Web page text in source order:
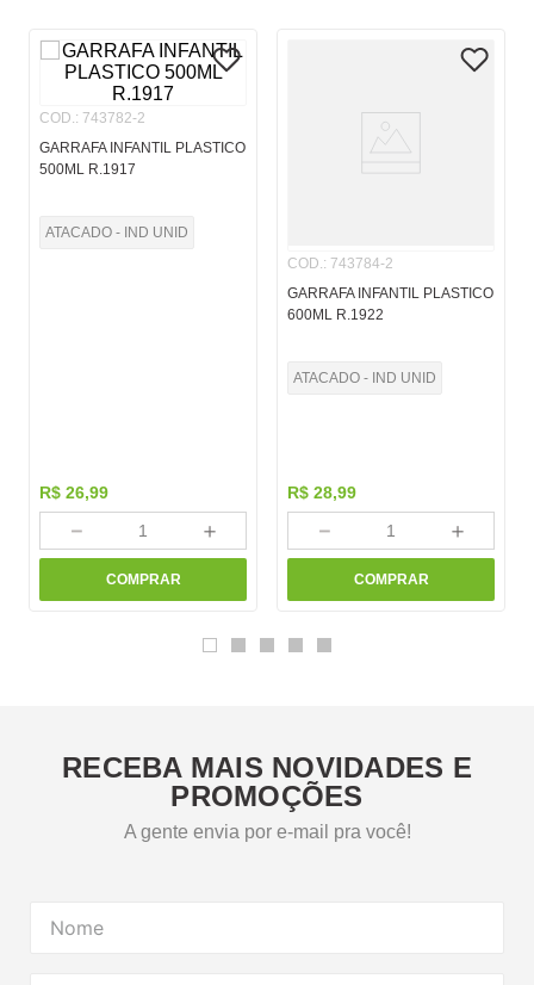
COD. : 743782-2
GARRAFA INFANTIL PLASTICO
500ML R.1917
ATACADO - IND UNID
R$ 26,99
＋
－
COMPRAR
COD. : 743784-2
GARRAFA INFANTIL PLASTICO
600ML R.1922
ATACADO - IND UNID
R$ 28,99
＋
－
COMPRAR
RECEBA MAIS NOVIDADES E
PROMOÇÕES
A gente envia por e-mail pra você!